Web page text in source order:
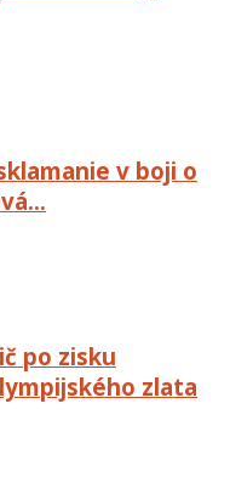
v boji o
po zisku
zlata